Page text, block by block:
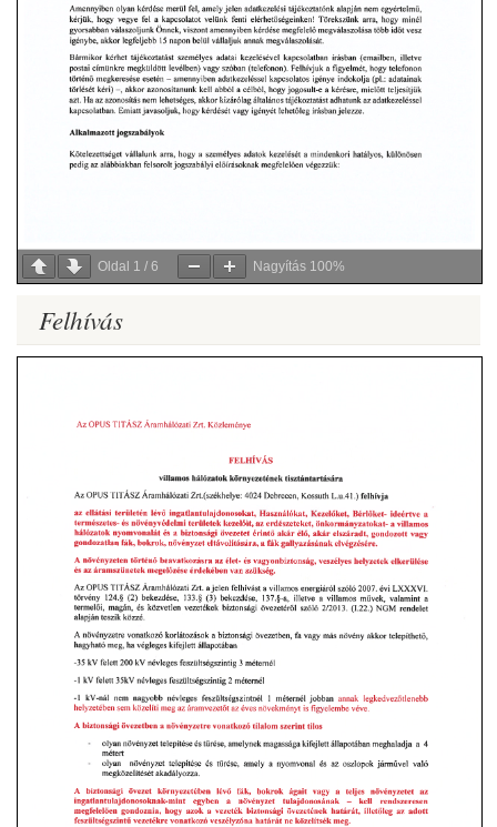
Oldal 1 / 6 Nagyítás 100%
Felhívás